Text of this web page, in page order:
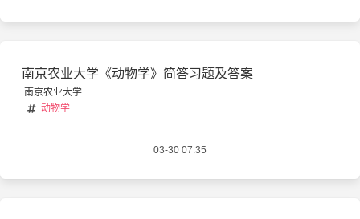
南京农业大学《动物学》简答习题及答案
南京农业大学
动物学
03-30 07:35